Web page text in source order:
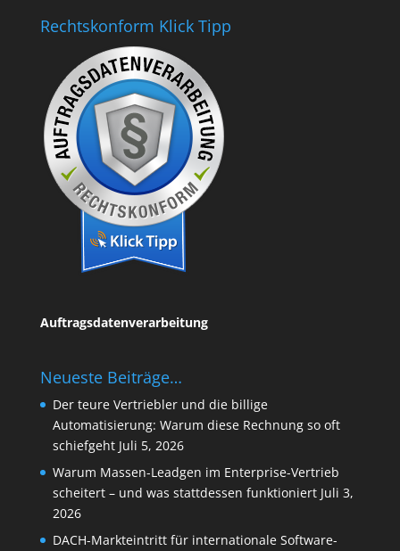
Rechtskonform Klick Tipp
Auftragsdatenverarbeitung
Neueste Beiträge…
Der teure Vertriebler und die billige
Automatisierung: Warum diese Rechnung so oft
schiefgeht Juli 5, 2026
Warum Massen-Leadgen im Enterprise-Vertrieb
scheitert – und was stattdessen funktioniert Juli 3,
2026
DACH-Markteintritt für internationale Software-